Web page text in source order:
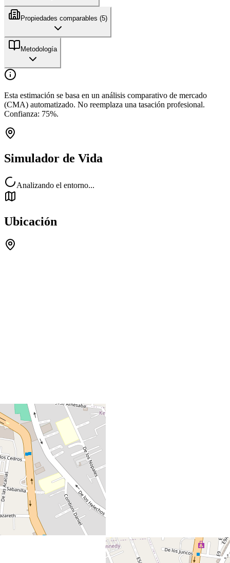
Propiedades comparables (5)
Metodología
Esta estimación se basa en un análisis comparativo de mercado
(CMA) automatizado. No reemplaza una tasación profesional.
Confianza: 75%.
Simulador de Vida
Analizando el entorno...
Ubicación